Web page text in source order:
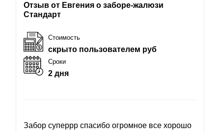
Отзыв от Евгения о заборе-жалюзи
Стандарт
Стоимость
скрыто пользователем руб
Сроки
2 дня
Забор суперрр спасибо огромное все хорошо